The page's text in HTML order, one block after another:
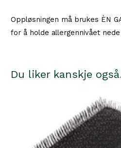
Oppløsningen må brukes ÈN
for å holde allergennivået
Du liker kanskje